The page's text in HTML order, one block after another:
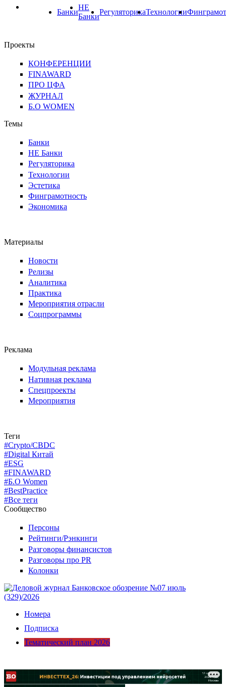
Банки
НЕ
Банки
РегуляторикаТехнологии
Проекты
КОНФЕРЕНЦИИ
FINAWARD
ПРО ЦФА
ЖУРНАЛ
Б.О WOMEN
Темы
Банки
НЕ Банки
Регуляторика
Технологии
Эстетика
Финграмотность
Экономика
Материалы
Новости
Релизы
Аналитика
Практика
Мероприятия отрасли
Соцпрограммы
Реклама
Модульная реклама
Нативная реклама
Спецпроекты
Мероприятия
Теги
#Crypto/CBDC
#Digital Китай
#ESG
#FINAWARD
#Б.О Women
#BestPractice
#Все теги
Сообщество
Персоны
Рейтинги/Рэнкинги
Разговоры финансистов
Разговоры про PR
Колонки
Номера
Подписка
Тематический план 2026